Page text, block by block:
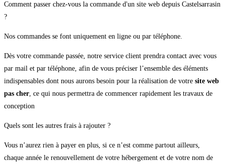
Comment passer chez-vous la commande d'un site web depuis Castelsarrasin
?
Nos commandes se font uniquement en ligne ou par téléphone.
Dès votre commande passée, notre service client prendra contact avec vous
par mail et par téléphone, afin de vous préciser l’ensemble des éléments
indispensables dont nous aurons besoin pour la réalisation de votre site web
pas cher, ce qui nous permettra de commencer rapidement les travaux de
conception
Quels sont les autres frais à rajouter ?
Vous n’aurez rien à payer en plus, si ce n’est comme partout ailleurs,
chaque année le renouvellement de votre hébergement et de votre nom de